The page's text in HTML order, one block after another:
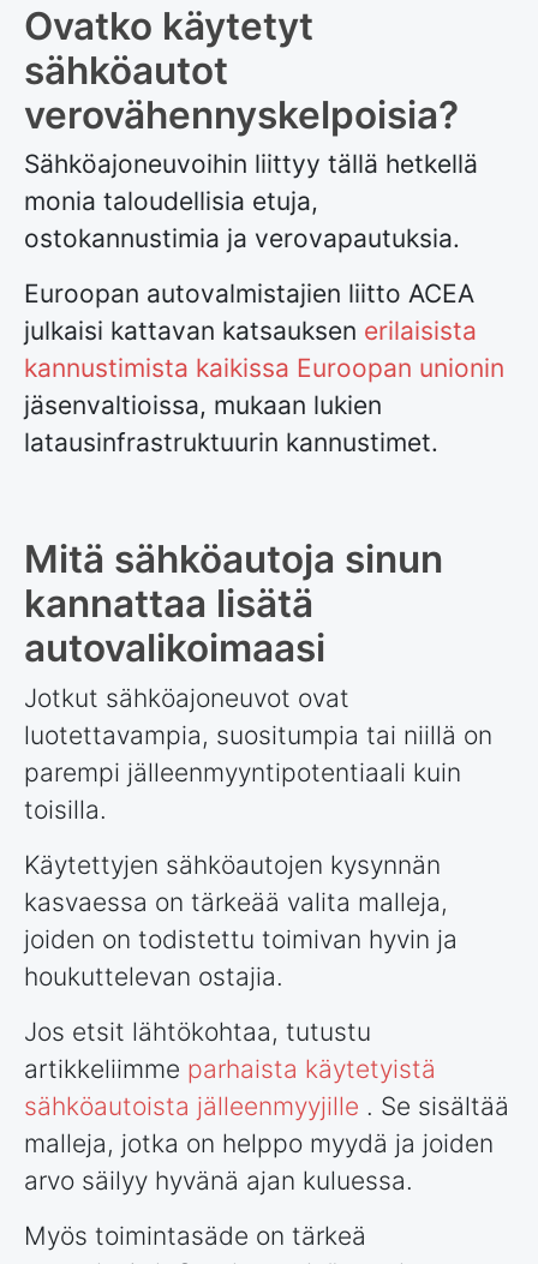
Ovatko käytetyt
sähköautot
verovähennyskelpoisia?
Sähköajoneuvoihin liittyy tällä hetkellä
monia taloudellisia etuja,
ostokannustimia ja verovapautuksia.
Euroopan autovalmistajien liitto ACEA
julkaisi kattavan katsauksen erilaisista
kannustimista kaikissa Euroopan unionin
jäsenvaltioissa, mukaan lukien
latausinfrastruktuurin kannustimet.
Mitä sähköautoja sinun
kannattaa lisätä
autovalikoimaasi
Jotkut sähköajoneuvot ovat
luotettavampia, suositumpia tai niillä on
parempi jälleenmyyntipotentiaali kuin
toisilla.
Käytettyjen sähköautojen kysynnän
kasvaessa on tärkeää valita malleja,
joiden on todistettu toimivan hyvin ja
houkuttelevan ostajia.
Jos etsit lähtökohtaa, tutustu
artikkeliimme parhaista käytetyistä
sähköautoista jälleenmyyjille . Se sisältää
malleja, jotka on helppo myydä ja joiden
arvo säilyy hyvänä ajan kuluessa.
Myös toimintasäde on tärkeä